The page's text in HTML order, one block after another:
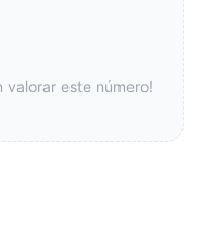
valorar este número!